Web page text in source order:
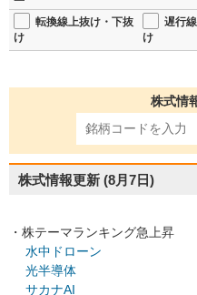
転換線上抜け・下抜
け
遅行
け
株式情
株式情報更新 (8月7日)
・株テーマランキング急上昇
水中ドローン
光半導体
サカナAI